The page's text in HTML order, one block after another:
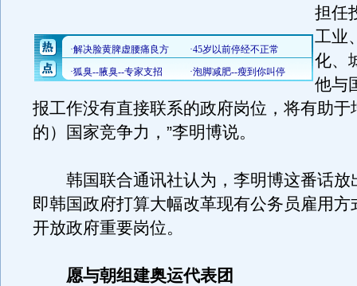
担任
工业
化、
他与
报工作没有直接联系的政府岗位，将有助于
的）国家竞争力，”李明博说。
韩国联合通讯社认为，李明博这番话放
即韩国政府打算大幅改革现有公务员雇用方
开放政府重要岗位。
愿与朝组建奥运代表团